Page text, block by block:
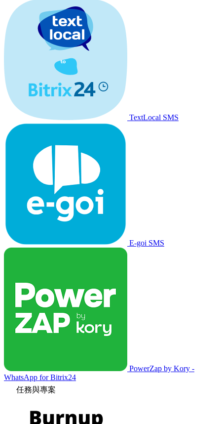
TextLocal SMS
E-goi SMS
PowerZap by Kory -
WhatsApp for Bitrix24
任務與專案